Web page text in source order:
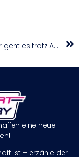
Bei Ofner geht es trotz Aus „immer besser“
eine neue
ist – erzähle der